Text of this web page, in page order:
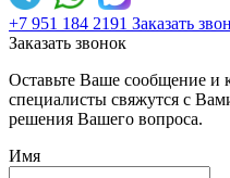
+7 951 184 2191 Заказать
Заказать звонок
Оставьте Ваше сообщение и
специалисты свяжутся с
решения Вашего вопроса.
Имя